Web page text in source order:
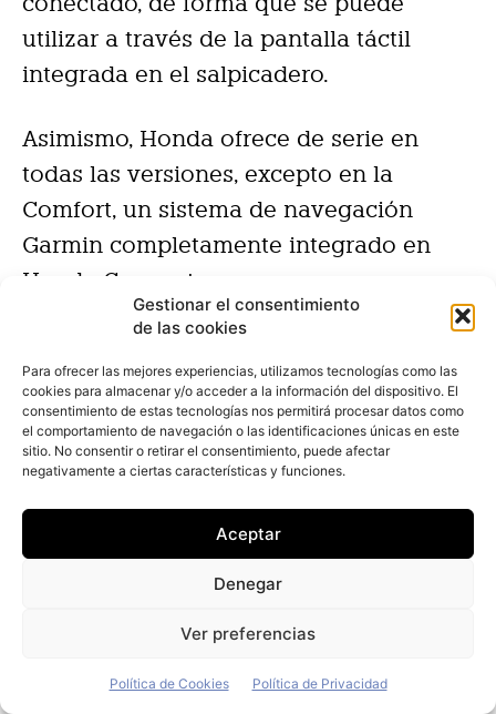
Gestionar el consentimiento
de las cookies
Para ofrecer las mejores experiencias, utilizamos tecnologías como las
cookies para almacenar y/o acceder a la información del dispositivo. El
consentimiento de estas tecnologías nos permitirá procesar datos como
el comportamiento de navegación o las identificaciones únicas en este
sitio. No consentir o retirar el consentimiento, puede afectar
negativamente a ciertas características y funciones.
Aceptar
Denegar
Ver preferencias
Política de Cookies Política de Privacidad
utilizar a través de la pantalla táctil
integrada en el salpicadero.
Asimismo, Honda ofrece de serie en
todas las versiones, excepto en la
Comfort, un sistema de navegación
Garmin completamente integrado en
Honda Connect.
[su_carousel source=»media:
43932,43930,43929,43933″ link=»image»
width=»1060″ height=»800″ items=»1″
title=»no» pages=»yes» speed=»0″]